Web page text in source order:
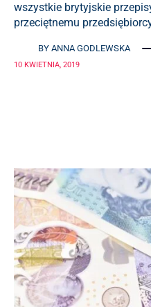
wszystkie brytyjskie
przeciętnemu
BY ANNA GODLEWSKA
10 KWIETNIA, 2019